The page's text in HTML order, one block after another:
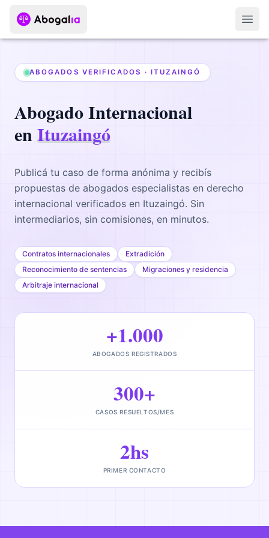
ABOGADOS VERIFICADOS · ITUZAINGÓ
AbogadoInternacional
enItuzaingó
Publicá tu caso de forma anónima y recibís
propuestas de abogados especialistas en derecho
internacional verificados en Ituzaingó. Sin
intermediarios, sin comisiones, en minutos.
Contratos internacionales
Extradición
Reconocimiento de sentencias
Migraciones y residencia
Arbitraje internacional
+1.000
ABOGADOS REGISTRADOS
300+
CASOS RESUELTOS/MES
2hs
PRIMER CONTACTO